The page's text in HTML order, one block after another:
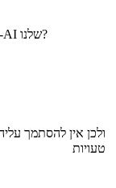
ה-AI שלנו?
טעויות